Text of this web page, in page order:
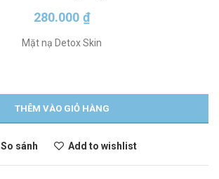
280.000 ₫
Mặt nạ Detox Skin
THÊM VÀO GIỎ HÀNG
So sánh Add to wishlist